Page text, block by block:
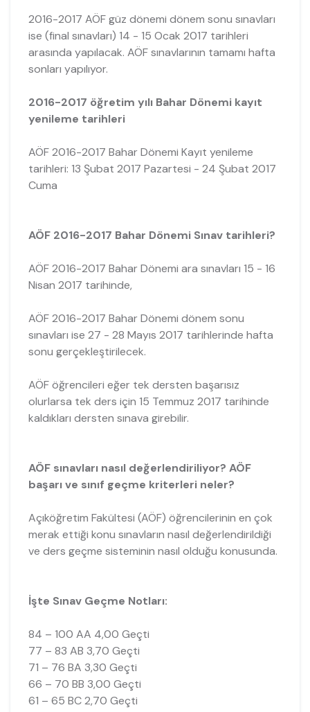
2016-2017 AÖF güz dönemi dönem sonu sınavları
ise (final sınavları) 14 - 15 Ocak 2017 tarihleri
arasında yapılacak. AÖF sınavlarının tamamı hafta
sonları yapılıyor.
2016-2017 öğretim yılı Bahar Dönemi kayıt
yenileme tarihleri
AÖF 2016-2017 Bahar Dönemi Kayıt yenileme
tarihleri: 13 Şubat 2017 Pazartesi - 24 Şubat 2017
Cuma
AÖF 2016-2017 Bahar Dönemi Sınav tarihleri?
AÖF 2016-2017 Bahar Dönemi ara sınavları 15 - 16
Nisan 2017 tarihinde,
AÖF 2016-2017 Bahar Dönemi dönem sonu
sınavları ise 27 - 28 Mayıs 2017 tarihlerinde hafta
sonu gerçekleştirilecek.
AÖF öğrencileri eğer tek dersten başarısız
olurlarsa tek ders için 15 Temmuz 2017 tarihinde
kaldıkları dersten sınava girebilir.
AÖF sınavları nasıl değerlendiriliyor? AÖF
başarı ve sınıf geçme kriterleri neler?
Açıköğretim Fakültesi (AÖF) öğrencilerinin en çok
merak ettiği konu sınavların nasıl değerlendirildiği
ve ders geçme sisteminin nasıl olduğu konusunda.
İşte Sınav Geçme Notları:
84 – 100 AA 4,00 Geçti
77 – 83 AB 3,70 Geçti
71 – 76 BA 3,30 Geçti
66 – 70 BB 3,00 Geçti
61 – 65 BC 2,70 Geçti